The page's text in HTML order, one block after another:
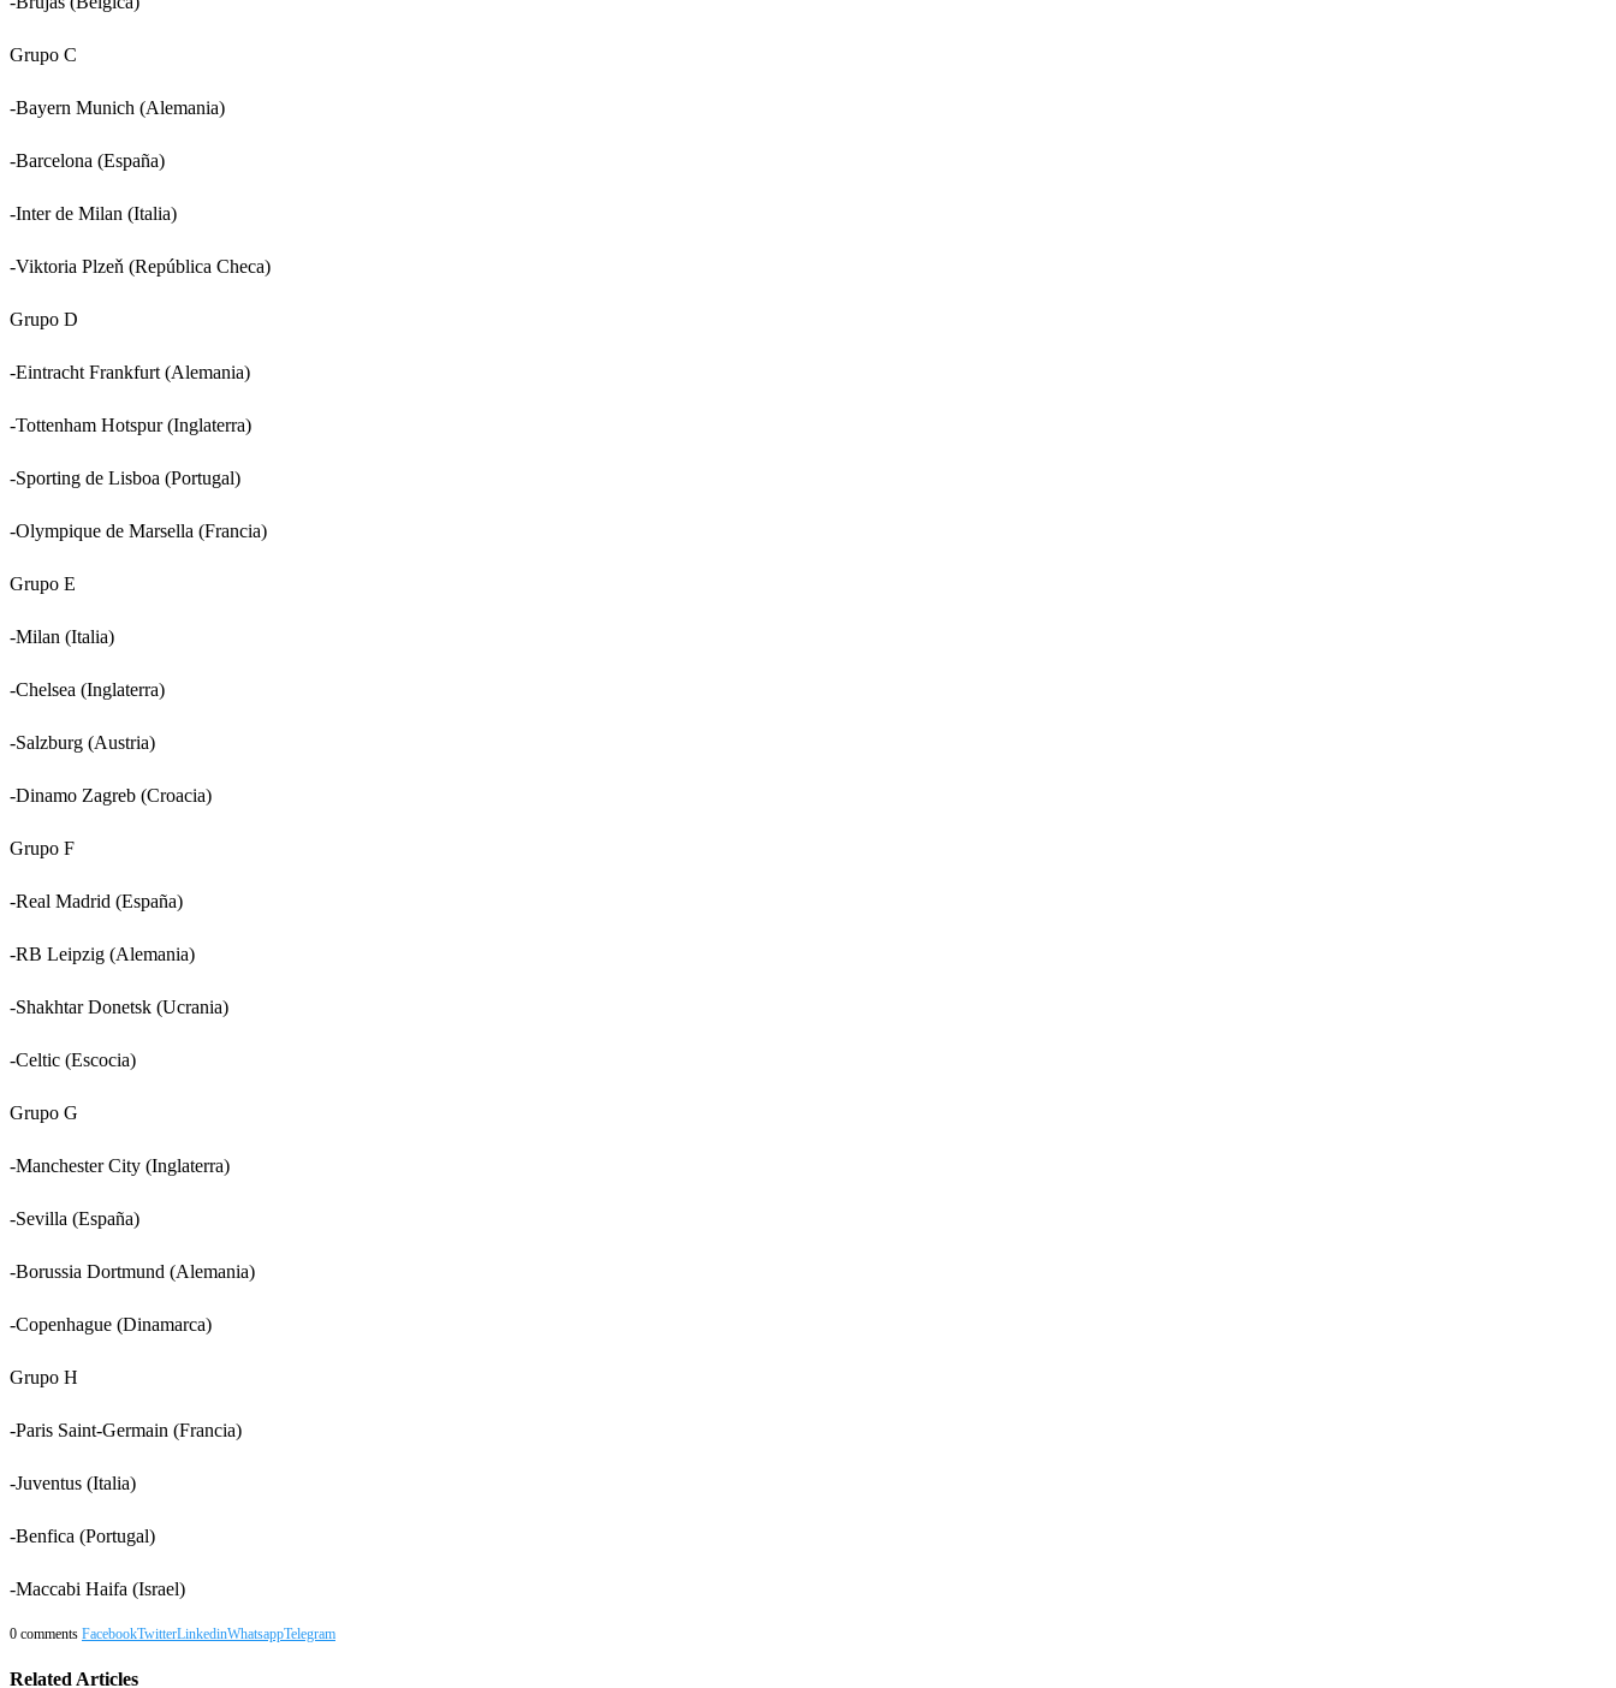
Grupo C
-Bayern Munich (Alemania)
-Barcelona (España)
-Inter de Milan (Italia)
-Viktoria Plzeň (República Checa)
Grupo D
-Eintracht Frankfurt (Alemania)
-Tottenham Hotspur (Inglaterra)
-Sporting de Lisboa (Portugal)
-Olympique de Marsella (Francia)
Grupo E
-Milan (Italia)
-Chelsea (Inglaterra)
-Salzburg (Austria)
-Dinamo Zagreb (Croacia)
Grupo F
-Real Madrid (España)
-RB Leipzig (Alemania)
-Shakhtar Donetsk (Ucrania)
-Celtic (Escocia)
Grupo G
-Manchester City (Inglaterra)
-Sevilla (España)
-Borussia Dortmund (Alemania)
-Copenhague (Dinamarca)
Grupo H
-Paris Saint-Germain (Francia)
-Juventus (Italia)
-Benfica (Portugal)
-Maccabi Haifa (Israel)
0 comments FacebookTwitterLinkedinWhatsappTelegram
Related Articles